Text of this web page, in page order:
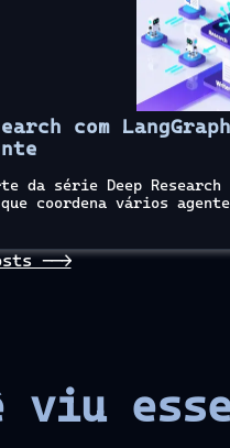
com
da série Deep Research
coordena vários
-->
viu